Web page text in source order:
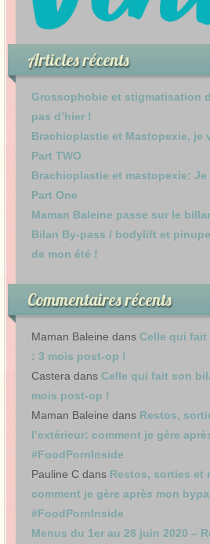
Articles récents
Grossophobie et stigmatisation
pas d’hier !
Brachioplastie et Mastopexie, je
Part TWO
Brachioplastie et mastopexie:
Part One
Maman Baleine passe sur le
Bilan By-pass / bodylift et
de mon été !
Commentaires récents
Maman Baleine dans Celle qui fait
: 3 mois post-op !
Castera dans Celle qui fait son
mois post-op !
Maman Baleine dans Restos,
l’extérieur: comment je gère
#FoodPornInside
Pauline C dans Restos, sorties et
comment je gère après mon
#FoodPornInside
Menus du 1er au 28 juin 2020 –